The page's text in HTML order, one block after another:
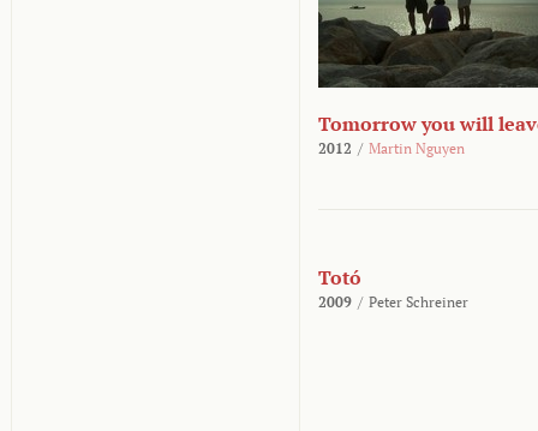
Tomorrow you will
2012 / Martin Nguyen
Totó
2009 / Peter Schreiner